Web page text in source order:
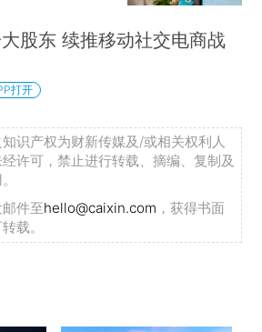
股东 续推移动社交电商战
打开
识产权为财新传媒及/或相关权利人
许可，禁止进行转载、摘编、复制及
件至hello@caixin.com ，获得书面
载。